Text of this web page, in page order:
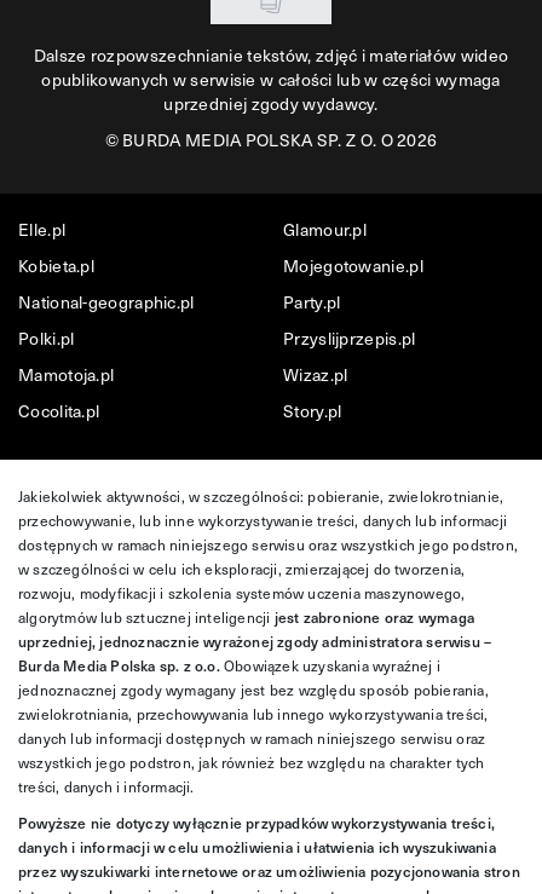
Dalsze rozpowszechnianie tekstów, zdjęć i materiałów wideo
opublikowanych w serwisie w całości lub w części wymaga
uprzedniej zgody wydawcy.
©BURDA MEDIA POLSKA SP. Z O. O 2026
Elle.pl
Glamour.pl
Kobieta.pl
Mojegotowanie.pl
National-geographic.pl
Party.pl
Polki.pl
Przyslijprzepis.pl
Mamotoja.pl
Wizaz.pl
Cocolita.pl
Story.pl
Jakiekolwiek aktywności, w szczególności: pobieranie, zwielokrotnianie,
przechowywanie, lub inne wykorzystywanie treści, danych lub informacji
dostępnych w ramach niniejszego serwisu oraz wszystkich jego podstron,
w szczególności w celu ich eksploracji, zmierzającej do tworzenia,
rozwoju, modyfikacji i szkolenia systemów uczenia maszynowego,
algorytmów lub sztucznej inteligencji jest zabronione oraz wymaga
uprzedniej, jednoznacznie wyrażonej zgody administratora serwisu –
Burda Media Polska sp. z o.o.Obowiązek uzyskania wyraźnej i
jednoznacznej zgody wymagany jest bez względu sposób pobierania,
zwielokrotniania, przechowywania lub innego wykorzystywania treści,
danych lub informacji dostępnych w ramach niniejszego serwisu oraz
wszystkich jego podstron, jak również bez względu na charakter tych
treści, danych i informacji.
Powyższe nie dotyczy wyłącznie przypadków wykorzystywania treści,
danych i informacji w celu umożliwienia i ułatwienia ich wyszukiwania
przez wyszukiwarki internetowe oraz umożliwienia pozycjonowania stron